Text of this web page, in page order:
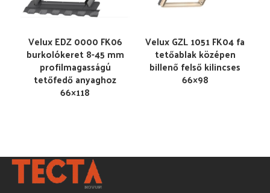
Velux EDZ 0000 FK06
burkolókeret 8-45 mm
profilmagasságú
tetőfedő anyaghoz
66×118
Velux GZL 1051 FK04 fa
tetőablak középen
billenő felső kilincses
66×98